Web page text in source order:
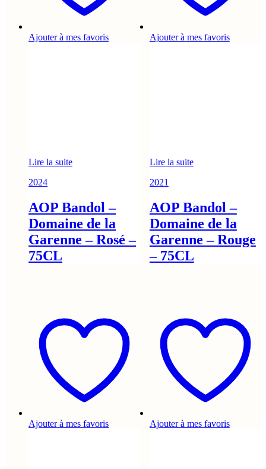
Ajouter à mes favoris
Lire la suite
2024
AOP Bandol –
Domaine de la
Garenne – Rosé –
75CL
Ajouter à mes favoris
Lire la suite
2021
AOP Bandol –
Domaine de la
Garenne – Rouge
– 75CL
Ajouter à mes favoris Ajouter à mes favoris